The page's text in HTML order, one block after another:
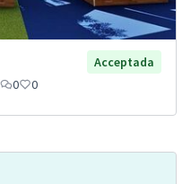
Acceptada
0 0